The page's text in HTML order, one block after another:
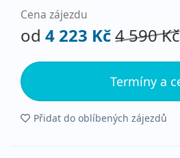
Cena zájezdu
od 4 223 Kč4 590 Kč
Termíny a
Přidat do oblíbených zájezdů